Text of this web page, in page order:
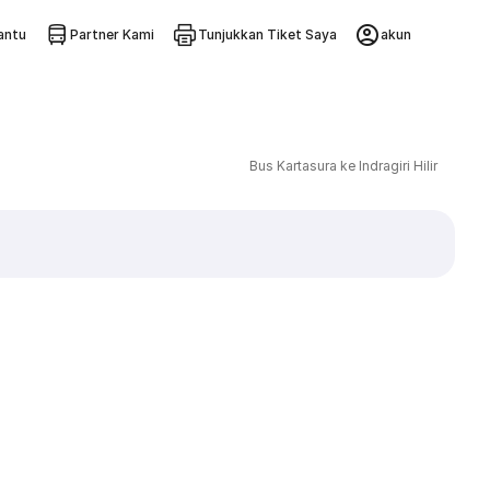
Partner Kami Tunjukkan Tiket Saya akun
Bus Kartasura ke Indragiri Hilir